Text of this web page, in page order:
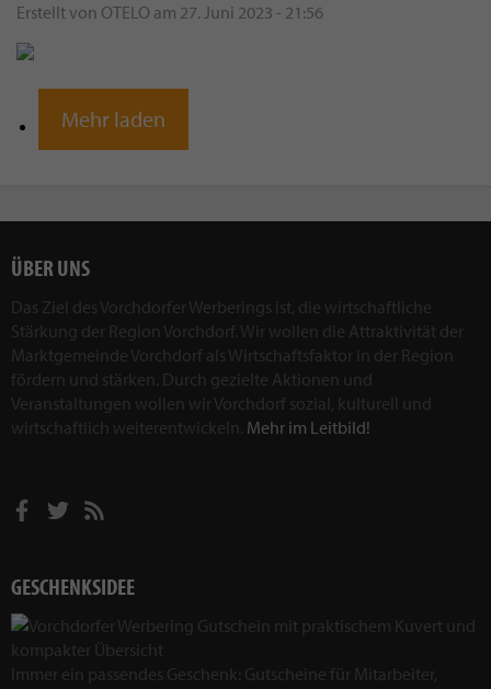
Erstellt von OTELO am 27. Juni 2023 - 21:56
Mehr laden
ÜBER UNS
Das Ziel des Vorchdorfer Werberings ist, die wirtschaftliche
Stärkung der Region Vorchdorf. Wir wollen die Attraktivität der
Marktgemeinde Vorchdorf als Wirtschaftsfaktor in der Region
fördern und stärken. Durch gezielte Aktionen und
Veranstaltungen wollen wir Vorchdorf sozial, kulturell und
wirtschaftlich weiterentwickeln. Mehr im Leitbild!
GESCHENKSIDEE
Immer ein passendes Geschenk: Gutscheine für Mitarbeiter,